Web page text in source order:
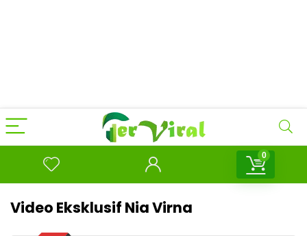
0
Video Eksklusif Nia Virna